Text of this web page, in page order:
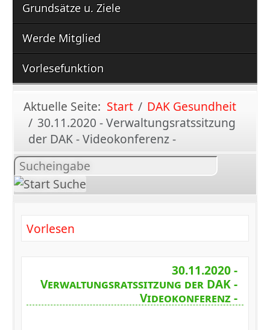
Grundsätze u. Ziele
Werde Mitglied
Vorlesefunktion
Aktuelle Seite: Start
DAK Gesundheit
30.11.2020 - Verwaltungsratssitzung
der DAK - Videokonferenz -
Inhalt
suchen
Vorlesen
30.11.2020 -
Verwaltungsratssitzung der DAK -
Videokonferenz -